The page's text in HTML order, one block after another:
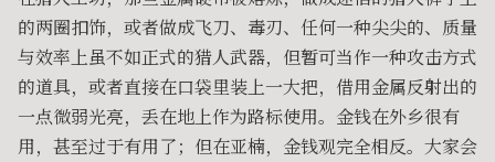
的两圈扣饰，或者做成飞刀、毒刃、任何一种尖尖的、质量
与效率上虽不如正式的猎人武器，但暂可当作一种攻击方式
的道具，或者直接在口袋里装上一大把，借用金属反射出的
一点微弱光亮，丢在地上作为路标使用。金钱在外乡很有
用，甚至过于有用了；但在亚楠，金钱观完全相反。大家会